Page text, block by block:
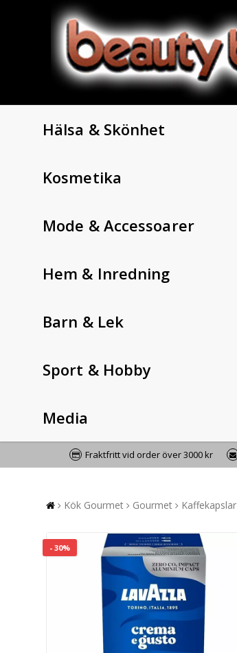
Hälsa & Skönhet
Kosmetika
Mode & Accessoarer
Hem & Inredning
Barn & Lek
Sport & Hobby
Media
Fraktfritt vid order över 3000 kr
Kök Gourmet Gourmet Kaffekapslar
- 30%